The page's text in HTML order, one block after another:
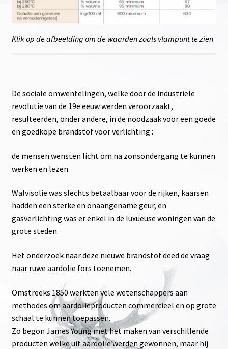
over de Rapier en Main Gauche
spelling internationaal-nato-div landen
Klik op de afbeelding om de waarden zoals vlampunt te zien
De sociale omwentelingen, welke door de industriële
revolutie van de 19e eeuw werden veroorzaakt,
resulteerden, onder andere, in de noodzaak voor een goede
en goedkope brandstof voor verlichting :
de mensen wensten licht om na zonsondergang te kunnen
werken en lezen.
Walvisolie was slechts betaalbaar voor de rijken, kaarsen
hadden een sterke en onaangename geur, en
gasverlichting was er enkel in de luxueuse woningen van de
grote steden.
Het onderzoek naar deze nieuwe brandstof deed de vraag
naar ruwe aardolie fors toenemen.
Omstreeks 1850 werkten vele wetenschappers aan
methodes om aardolieproducten commercieel en op grote
schaal te kunnen toepassen.
Zo begon James Young met het maken van verschillende
producten welke uit aardolie werden gewonnen, maar hij